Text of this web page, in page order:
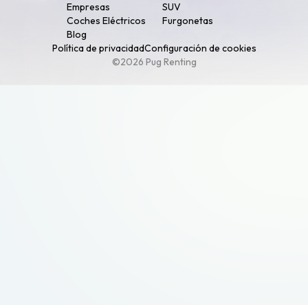
Empresas
SUV
Coches Eléctricos
Furgonetas
Blog
Política de privacidadConfiguración de cookies
©2026 Pug Renting